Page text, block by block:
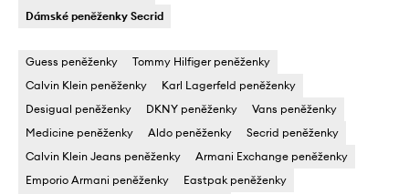
Dámské peněženky Secrid
Guess peněženky
Tommy Hilfiger peněženky
Calvin Klein peněženky
Karl Lagerfeld peněženky
Desigual peněženky
DKNY peněženky
Vans peněženky
Medicine peněženky
Aldo peněženky
Secrid peněženky
Calvin Klein Jeans peněženky
Armani Exchange peněženky
Emporio Armani peněženky
Eastpak peněženky